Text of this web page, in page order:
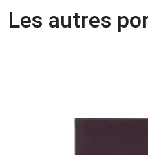
Les autres